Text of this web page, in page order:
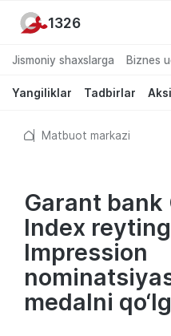
Jismoniy shaxslarga Biznes
Yangiliklar Tadbirlar
1326
Matbuot markazi
Garant bank
Index
Impression
medalni